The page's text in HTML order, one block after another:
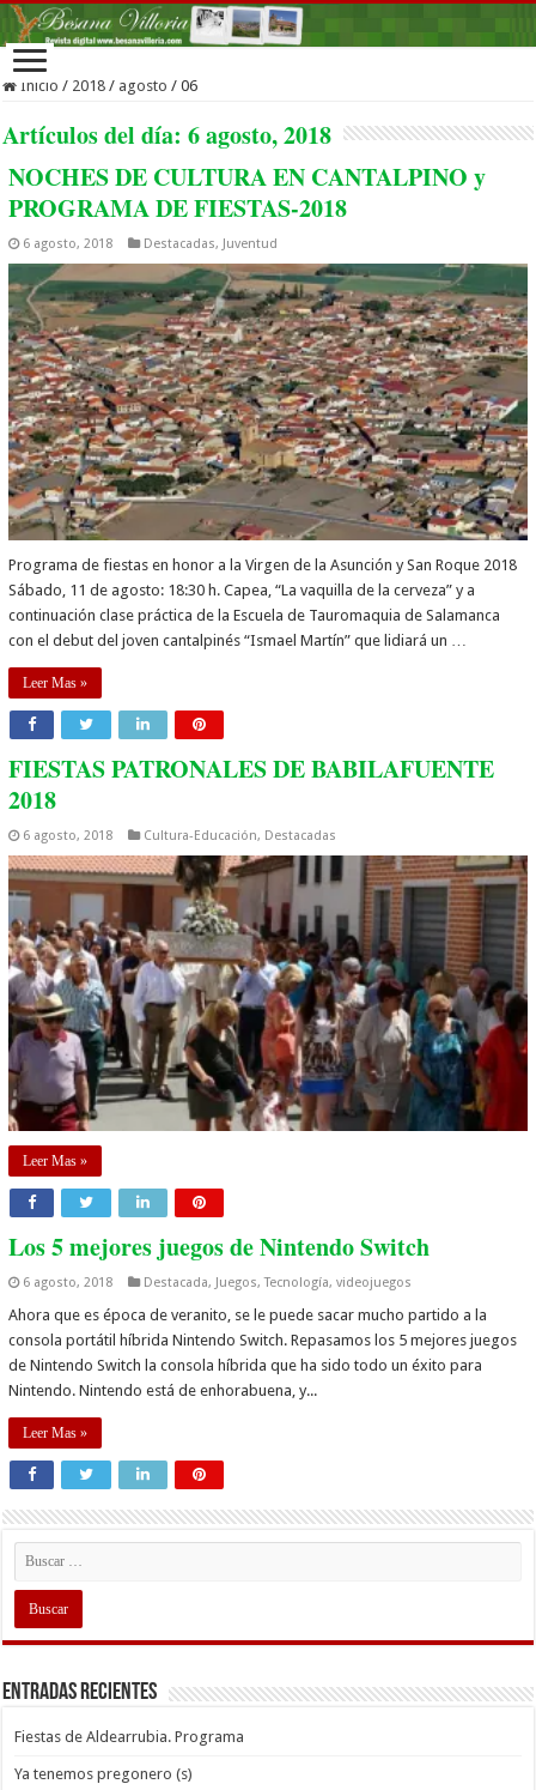
Inicio / 2018 / agosto / 06
Artículos del día:6 agosto, 2018
NOCHES DE CULTURA EN CANTALPINO y
PROGRAMA DE FIESTAS-2018
6 agosto, 2018 Destacadas, Juventud
Programa de fiestas en honor a la Virgen de la Asunción y San Roque 2018
Sábado, 11 de agosto: 18:30 h. Capea, “La vaquilla de la cerveza” y a
continuación clase práctica de la Escuela de Tauromaquia de Salamanca
con el debut del joven cantalpinés “Ismael Martín” que lidiará un …
Leer Mas »
FIESTAS PATRONALES DE BABILAFUENTE
2018
6 agosto, 2018 Cultura-Educación, Destacadas
Leer Mas »
Los 5 mejores juegos de Nintendo Switch
6 agosto, 2018 Destacada, Juegos,Tecnología,videojuegos
Ahora que es época de veranito, se le puede sacar mucho partido a la
consola portátil híbrida Nintendo Switch. Repasamos los 5 mejores juegos
de Nintendo Switch la consola híbrida que ha sido todo un éxito para
Nintendo. Nintendo está de enhorabuena, y...
Leer Mas »
Entradas recientes
Fiestas de Aldearrubia. Programa
Ya tenemos pregonero (s)